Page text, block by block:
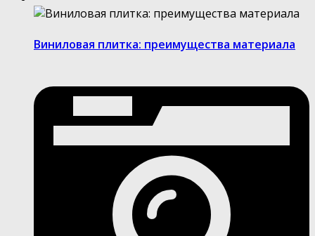
Виниловая плитка: преимущества материала